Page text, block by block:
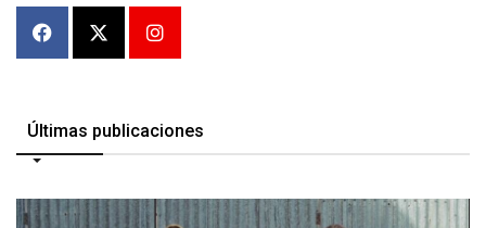
Últimas publicaciones